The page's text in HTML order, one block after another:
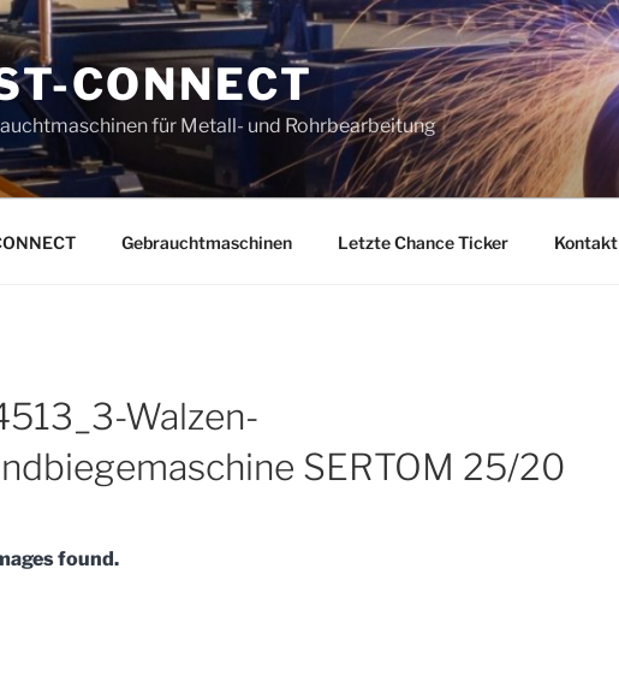
CONNECT
für Metall- und Rohrbearbeitung
Gebrauchtmaschinen Letzte Chance Ticker Kontakt
Walzen-
SERTOM 25/20
found.